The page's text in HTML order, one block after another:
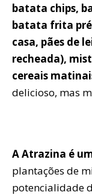
batata chips,
batata frita
casa, pães de
recheada),
cereais
delicioso, mas
A Atrazina é
plantações de
potencialidade